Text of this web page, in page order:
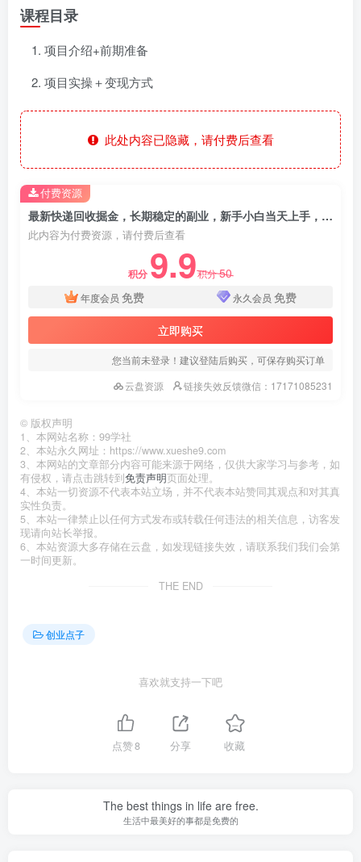
课程目录
项目介绍+前期准备
项目实操＋变现方式
此处内容已隐藏，请付费后查看
最新快递回收掘金，长期稳定的副业，新手小白当天上手，轻松日入 2000+
此内容为付费资源，请付费后查看
积分 9.9积分50
年度会员 免费 永久会员 免费
立即购买
您当前未登录！建议登陆后购买，可保存购买订单
云盘资源
链接失效反馈微信：17171085231
付费资源
© 版权声明
1、本网站名称：99学社
2、本站永久网址：https://www.xueshe9.com
3、本网站的文章部分内容可能来源于网络，仅供大家学习与参考，如
有侵权，请点击跳转到免责声明页面处理。
4、本站一切资源不代表本站立场，并不代表本站赞同其观点和对其真
实性负责。
5、本站一律禁止以任何方式发布或转载任何违法的相关信息，访客发
现请向站长举报。
6、本站资源大多存储在云盘，如发现链接失效，请联系我们我们会第
一时间更新。
THE END
创业点子
喜欢就支持一下吧
点赞8 分享 收藏
The best things in life are free.
生活中最美好的事都是免费的